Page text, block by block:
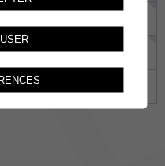
25 26
02